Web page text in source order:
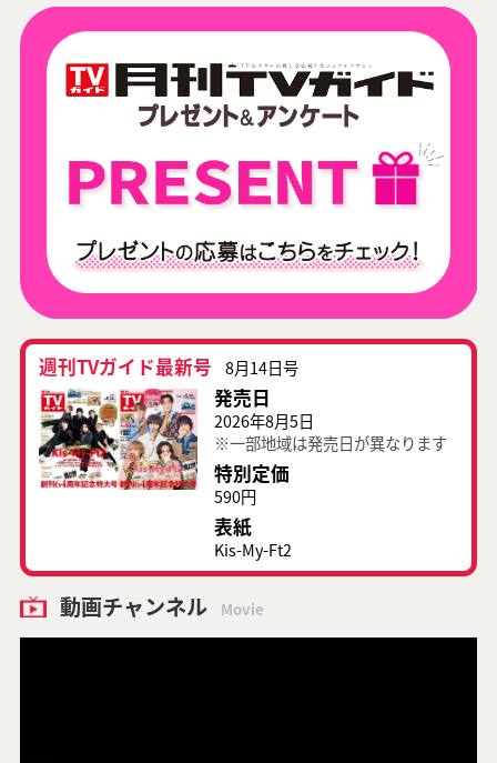
週刊TVガイド最新号 8月14日号
発売日
2026年8月5日
※一部地域は発売日が異なります
特別定価
590円
表紙
Kis-My-Ft2
動画チャンネル Movie